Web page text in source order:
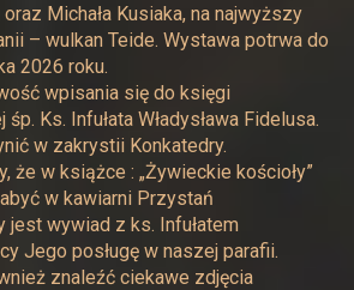
Michała Kusiaka, na najwyższy
– wulkan Teide. Wystawa potrwa do
2026 roku.
wpisania się do księgi
Ks. Infułata Władysława Fidelusa.
w zakrystii Konkatedry.
że w książce : „Żywieckie kościoły”
w kawiarni Przystań
jest wywiad z ks. Infułatem
Jego posługę w naszej parafii.
znaleźć ciekawe zdjęcia